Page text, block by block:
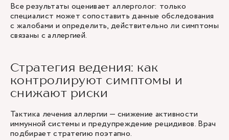
Все результаты оценивает аллерголог: только
специалист может сопоставить данные обследования
с жалобами и определить, действительно ли симптомы
связаны с аллергией.
Стратегия ведения: как
контролируют симптомы и
снижают риски
Тактика лечения аллергии — снижение активности
иммунной системы и предупреждение рецидивов. Врач
подбирает стратегию поэтапно.